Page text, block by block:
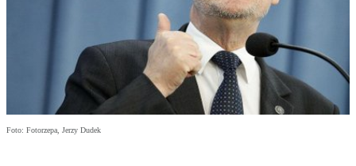
Foto: Fotorzepa, Jerzy Dudek